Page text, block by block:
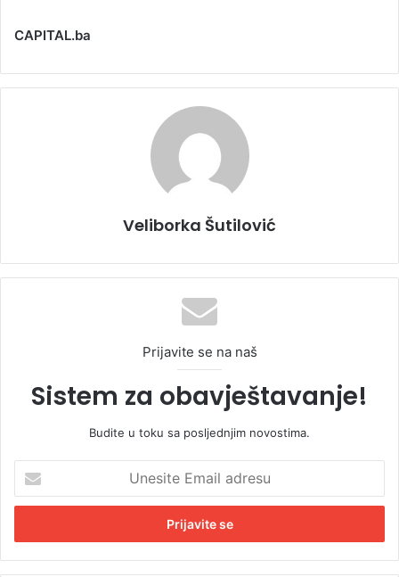
CAPITAL.ba
Veliborka Šutilović
Prijavite se na naš
Sistem za obavještavanje!
Budite u toku sa posljednjim novostima.
e
i
t